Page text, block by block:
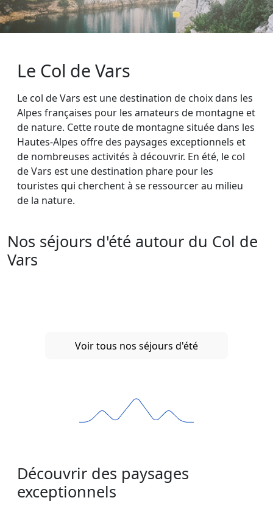
Le Col de Vars
Le col de Vars est une destination de choix dans les
Alpes françaises pour les amateurs de montagne et
de nature. Cette route de montagne située dans les
Hautes-Alpes offre des paysages exceptionnels et
de nombreuses activités à découvrir. En été, le col
de Vars est une destination phare pour les
touristes qui cherchent à se ressourcer au milieu
de la nature.
Nos séjours d'été autour du Col de
Vars
Voir tous nos séjours d'été
Découvrir des paysages
exceptionnels